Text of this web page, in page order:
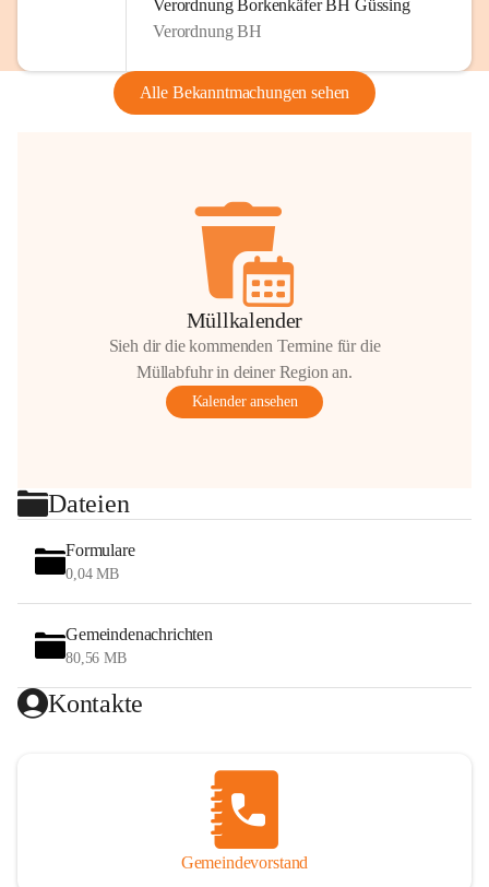
Verordnung Borkenkäfer BH Güssing
Verordnung BH
Alle Bekanntmachungen sehen
Müllkalender
Sieh dir die kommenden Termine für die
Müllabfuhr in deiner Region an.
Kalender ansehen
Dateien
Formulare
0,04 MB
Gemeindenachrichten
80,56 MB
Kontakte
Gemeindevorstand